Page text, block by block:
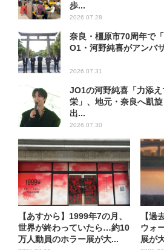
歩...
2026.07.28
奈良・橿原市70周年で
O1・河野純喜がアンバ
2026.07.31
JO1の河野純喜「力添
栄」、地元・奈良へ凱
出...
2026.07.30
【あすから】1999年7の月、
世界が終わっていたら…約10
万人動員のホラー展が大...
【過
ウォ
展が